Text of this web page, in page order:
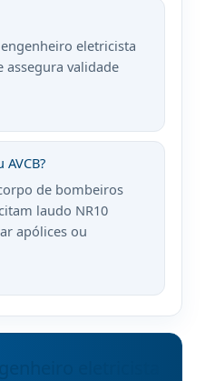
eletricista
assegura validade
de bombeiros
laudo NR10
apólices ou
eletricista